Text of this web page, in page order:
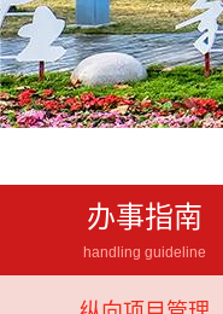
办事指南
handling guideline